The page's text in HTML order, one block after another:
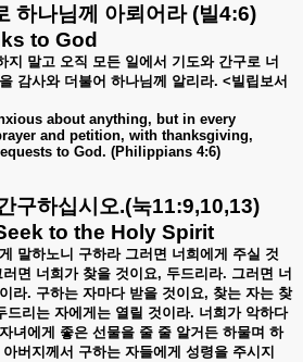
하나님께 아뢰어라(빌4:6)
to God
지 말고 오직 모든 일에서 기도와 간구로 너
감사와 더불어 하나님께 알리라. <빌립보서
about anything, but in every
and petition, with thanksgiving,
to God. (Philippians 4:6)
구하십시오.(눅11:9,10,13)
to the Holy Spirit
말하노니 구하라 그러면 너희에게 주실 것
러면 너희가 찾을 것이요, 두드리라. 그러면 너
라. 구하는 자마다 받을 것이요, 찾는 자는 찾
드리는 자에게는 열릴 것이라. 너희가 악하다
자녀에게 좋은 선물을 줄 줄 알거든 하물며 하
아버지께서 구하는 자들에게 성령을 주시지